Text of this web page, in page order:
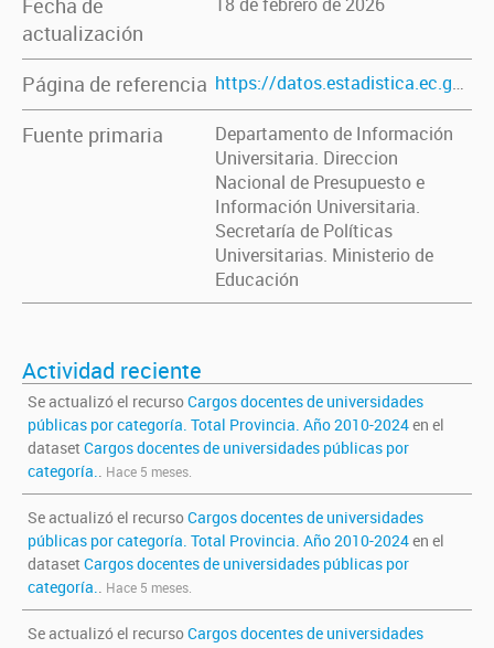
Fecha de
actualización
Página de referencia https://datos.estadistica.ec.gba.gov.ar/dataset/cargos-docentes-de-universidades-publicas-por-categoria-total-provincia-ano-2010-2024
Fuente primaria
Departamento de Información
Universitaria. Direccion
Nacional de Presupuesto e
Información Universitaria.
Secretaría de Políticas
Universitarias. Ministerio de
Educación
Actividad reciente
Se actualizó el recursoCargos docentes de universidades
públicas por categoría. Total Provincia. Año 2010-2024en el
dataset Cargos docentes de universidades públicas por
categoría.. Hace 5 meses.
Se actualizó el recursoCargos docentes de universidades
públicas por categoría. Total Provincia. Año 2010-2024en el
dataset Cargos docentes de universidades públicas por
categoría.. Hace 5 meses.
Se actualizó el recursoCargos docentes de universidades